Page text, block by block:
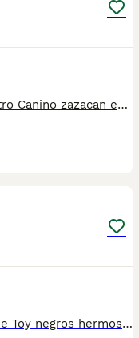
Preciosos cachorros de caniche Centro Canino zazacan es mucho más que un centro de cría , es una familia comprometida con el bienestar animal y la cría responsable, por ello todos nuestros bebés nacen y se crían en nuestras instalaciones , asegurando así un correcto desarrollo y una magnífica socialización, consiguiendo en cada ejemplar un carácter juguetón y extrovertido algo primordial para su adaptación como un miembro más en tu familia . Se entregan con sus correspondientes vacunas a la edad de cada cachorro, desparasitación, microchip implantado y carnet de primo vacunación. Garantía congénita y vírica por contrato. Nuestros cachorros son nacionales y criados en ambiente familiar. Nos avala la seriedad y profesionalidad. Estamos muy comprometidos con el bienestar animal, por ello cada cachorro recibe cuidados personalizados y supervisión constante, asegurando su bienestar y felicidad desde el primer día. Hacemos envíos a toda España con empresa de transporte privado, proporcionando un viaje confortable y ofreciendo las atenciones necesarias a nuestros bebés . Se puede ver sin compromiso con cita previa. Si quieres más información no dudes en contactar con nosotros 622220217 precio desde 1700
Tenemos unos cachorritos de Caniche Toy negros hermosos. Son hijos de Collete y Kristof ; como ambos miden 25,5 cm, estamos seguros de que los bebés también van a ser pequeñitos, ¡ideales para darles mucho amor! ¿Cómo trabajamos? Para nosotros, lo primero es la salud. Por eso, tanto el papá como la mamá tienen su pedigree y certificado de ADN. Además, están testeados para asegurar que estén libres de las 5 enfermedades hereditarias más comunes en la raza. Así, te llevas a casa a un perrito sano, con la tranquilidad de que no va a sufrir esas complicaciones. Crecen con nosotros, ¡como uno más de la familia! Desde que nacen, los cachorros están aquí en casita. Se acostumbran a todo: nuestras conversaciones, las risas, la tele prendida y los ruidos de los electrodomésticos. Esa estimulación desde chiquititos es clave para que, cuando lleguen a tu hogar, sean unos perritos tranquilos, equilibrados y que se adapten de una. ¿Qué te entregamos con tu cachorro? Queremos que todo esté clarito y bien hecho: Sus vacunas al día. Desparasitaciones constantes . Su pasaporte europeo y microchip listo. Una revisión veterinaria completa: revisamos desde su corazoncito y pulmones, hasta su vista y oídos para que todo esté perfecto. ¿Quieres conocerlos? Nos encanta que vengas a verlos, pero como debemos cuidar mucho su salud, todo es con cita previa. Hasta que tengan su primera vacuna, puedes verlos sin problema, pero preferimos no tocarlos para evitar cualquier riesgo. Mientras tanto, te vamos mandando fotitos y videos cada semana para que no te pierdas ni un detalle de cómo van creciendo. Reserva y precio Si te animas y quieres apartar a tu nuevo mejor amigo, pedimos una señal de 500€ que, por supuesto, se descuenta del precio final. Crianza con todo el cariño y responsabilidad Todo lo hacemos de forma profesional. Contamos con núcleo zoológico y afijo oficial, siguiendo todas las normas para que cada uno de nuestros pequeñitos crezca en el mejor ambiente posible y reciba la atención que se merece. https://cottonkisskennel.com/